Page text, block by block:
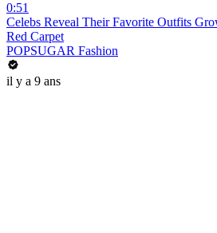
0:51
Celebs Reveal Their Favorite Outfits
Red Carpet
POPSUGAR Fashion
il y a 9 ans